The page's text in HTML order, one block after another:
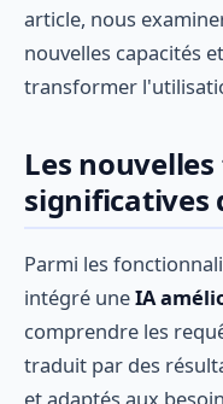
article, nous
nouvelles capacités
transformer
Les
significatives
Parmi les
intégré uneIA
comprendre les
traduit par des
et adaptés aux